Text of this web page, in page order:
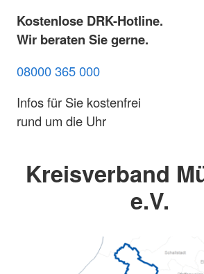
Kostenlose DRK-Hotline.
Wir beraten Sie gerne.
08000 365 000
Infos für Sie kostenfrei
rund um die Uhr
Kreisverband
e.V.